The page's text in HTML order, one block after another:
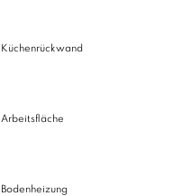
Küchenrückwand
Arbeitsfläche
Bodenheizung